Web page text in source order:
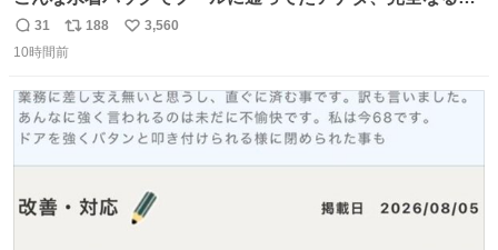
世代（笑） #70年代 #80年代 #昭和レトロ
返
信
31
リ
ポ
ト
数
188
い
数
3,560
10時間前